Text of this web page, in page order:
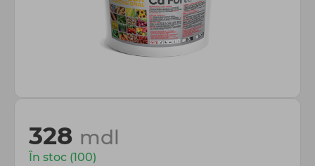
Totul pentru gospodărie
328 mdl
În stoc (100)